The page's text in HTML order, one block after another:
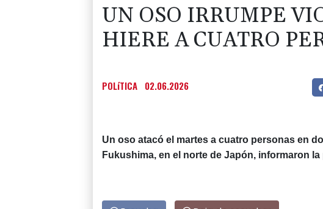
UN OSO IRRUMPE
HIERE A CUATRO
POLíTICA 02.06.2026
Un oso atacó el martes a cuatro personas en
Fukushima, en el norte de Japón, informaron